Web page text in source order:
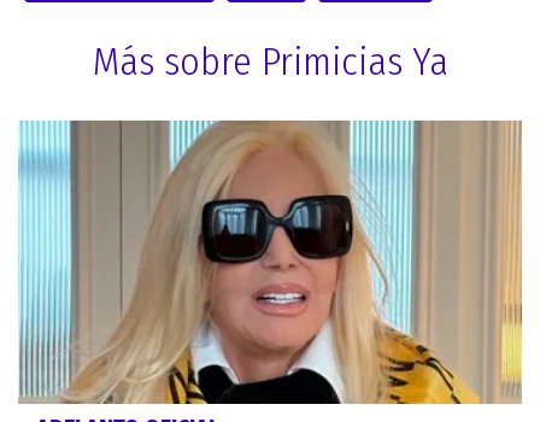
Más sobre Primicias Ya